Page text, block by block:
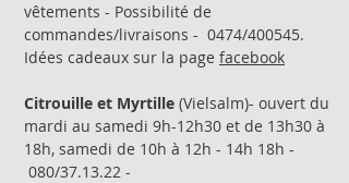
vêtements - Possibilité de
commandes/livraisons - 0474/400545.
Idées cadeaux sur la page facebook
Citrouille et Myrtille (Vielsalm)- ouvert du
mardi au samedi 9h-12h30 et de 13h30 à
18h, samedi de 10h à 12h - 14h 18h -
080/37.13.22 -